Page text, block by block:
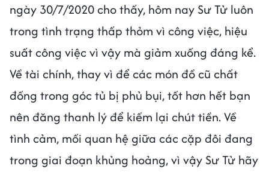
ngày 30/7/2020 cho thấy, hôm nay Sư Tử luôn
trong tình trạng thấp thỏm vì công việc, hiệu
suất công việc vì vậy mà giảm xuống đáng kể.
Về tài chính, thay vì để các món đồ cũ chất
đống trong góc tủ bị phủ bụi, tốt hơn hết bạn
nên đăng thanh lý để kiếm lại chút tiền. Về
tình cảm, mối quan hệ giữa các cặp đôi đang
trong giai đoạn khủng hoảng, vì vậy Sư Tử hãy